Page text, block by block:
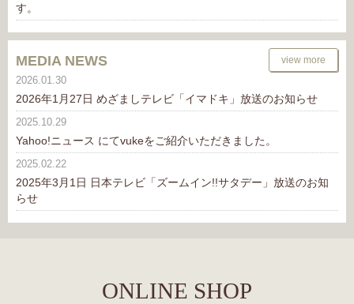
す。
MEDIA NEWS view more
2026.01.30
2026年1月27日 めざましテレビ「イマドキ」放送のお知らせ
2025.10.29
Yahoo!ニュース にてvukeをご紹介いただきました。
2025.02.22
2025年3月1日 日本テレビ「ズームイン!!サタデー」放送のお知
らせ
ONLINE SHOP